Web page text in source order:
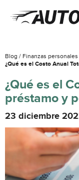
Blog / Finanzas
¿Qué es el Costo Anual
¿Qué es el
préstamo y
23 diciembre